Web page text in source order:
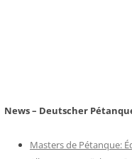
News – Deutscher
Masters de Pétanque: